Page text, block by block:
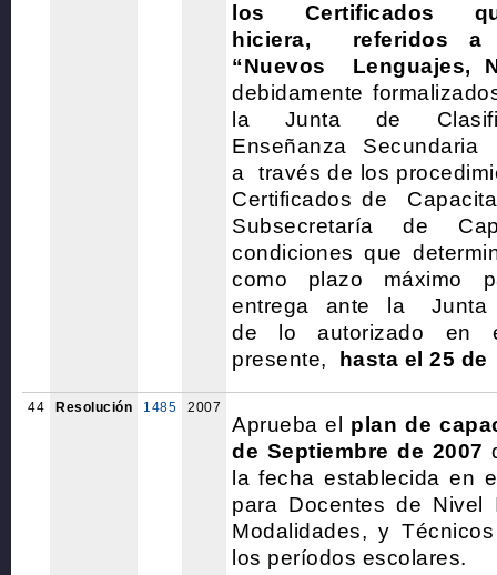
los Certificados
hiciera, referidos a
“Nuevos Lenguajes,
debidamente
la Junta de
Enseñanza Secundaria
a través de los
Certificados de
Subsecretaría de
condiciones que
como plazo máximo
entrega ante la
de lo autorizado en
presente,
hasta el 25
44 Resolución 1485 2007
Aprueba el plan de
de Septiembre de 2007
la fecha establecida en
para Docentes de
Modalidades, y
los períodos escolares.